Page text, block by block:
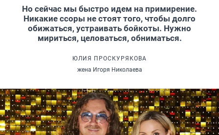
Но сейчас мы быстро идем на примирение.
Никакие ссоры не стоят того, чтобы долго
обижаться, устраивать бойкоты. Нужно
мириться, целоваться, обниматься.
ЮЛИЯ ПРОСКУРЯКОВА
жена Игоря Николаева